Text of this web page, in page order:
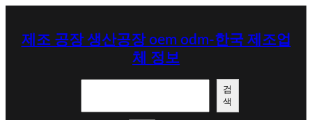
제조 공장 생산공장 oem odm-한국 제조업
체 정보
검
색